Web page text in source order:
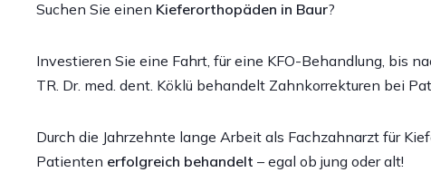
Suchen Sie einen Kieferorthopäden in Baur?
Investieren Sie eine Fahrt, für eine KFO-Behandlung, bis
TR. Dr. med. dent. Köklü behandelt Zahnkorrekturen bei
Durch die Jahrzehnte lange Arbeit als Fachzahnarzt für
Patienten erfolgreich behandelt – egal ob jung oder alt!